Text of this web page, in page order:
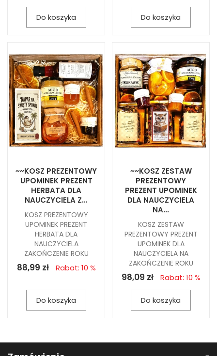
Do koszyka Do koszyka
~~KOSZ PREZENTOWY
UPOMINEK PREZENT
HERBATA DLA
NAUCZYCIELA Z...
KOSZ PREZENTOWY
UPOMINEK PREZENT
HERBATA DLA
NAUCZYCIELA
ZAKOŃCZENIE ROKU
88,99 zł Rabat: 10 %
Do koszyka
~~KOSZ ZESTAW
PREZENTOWY
PREZENT UPOMINEK
DLA NAUCZYCIELA
NA...
KOSZ ZESTAW
PREZENTOWY PREZENT
UPOMINEK DLA
NAUCZYCIELA NA
ZAKOŃCZENIE ROKU
98,09 zł Rabat: 10 %
Do koszyka